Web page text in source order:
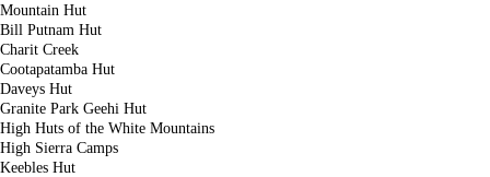
Mountain Hut
Bill Putnam Hut
Charit Creek
Cootapatamba Hut
Daveys Hut
Granite Park Geehi Hut
High Huts of the White Mountains
High Sierra Camps
Keebles Hut